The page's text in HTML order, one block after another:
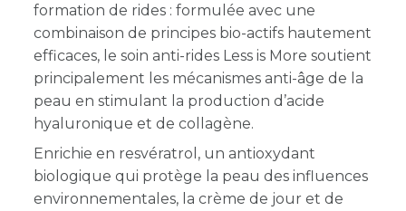
formation de rides : formulée avec une
combinaison de principes bio-actifs hautement
efficaces, le soin anti-rides Less is More soutient
principalement les mécanismes anti-âge de la
peau en stimulant la production d’acide
hyaluronique et de collagène.
Enrichie en resvératrol, un antioxydant
biologique qui protège la peau des influences
environnementales, la crème de jour et de